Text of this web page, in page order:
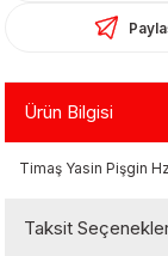
Ürün Bilgisi
Timaş Yasin Pişgin
Taksit